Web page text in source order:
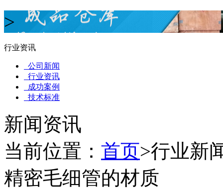
>
行业资讯
公司新闻
行业资讯
成功案例
技术标准
新闻资讯
当前位置： 首页>行业新
精密毛细管的材质